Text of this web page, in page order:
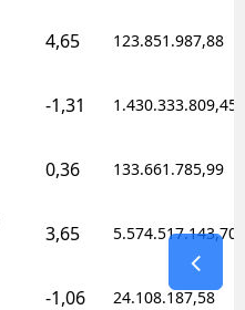
4,65 123.851.987,88
-1,31 1.430.333.809,45
0,36 133.661.785,99
3,65 5.574.517.143,70
-1,06 24.108.187,58